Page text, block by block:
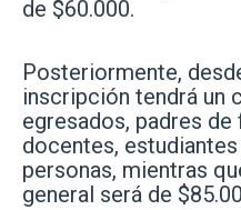
de $60.000.
Posteriormente,
inscripción tendrá un
egresados, padres
docentes,
personas, mientras
general será de